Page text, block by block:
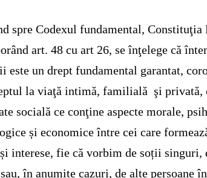
spre Codexul fundamental, Constituţia
art. 48 cu art 26, se înţelege că
este un drept fundamental garantat,
la viaţă intimă, familială şi privată,
socială ce conţine aspecte morale,
și economice între cei care
interese, fie că vorbim de soții singuri,
în anumite cazuri, de alte persoane